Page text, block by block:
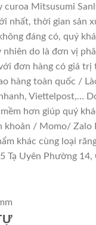
curoa Mitsusumi
nhất, thời gian sản
đáng có, quý
nhiên do là đơn vị
đơn hàng có giá
hàng toàn quốc /
Viettelpost,…
hơn giúp quý
khoản / Momo/ Zalo
khác cùng loại
Tạ Uyên Phường 14,